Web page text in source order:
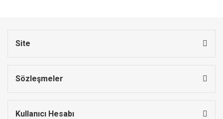
Site
Sözleşmeler
Kullanıcı Hesabı